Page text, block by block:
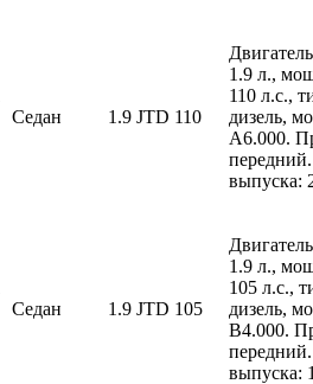
Седан 1.9 JTD 110
1.9 л.,
110 л.с.,
дизель,
A6.000.
выпуска:
Седан 1.9 JTD 105
1.9 л.,
105 л.с.,
дизель,
B4.000.
выпуска: